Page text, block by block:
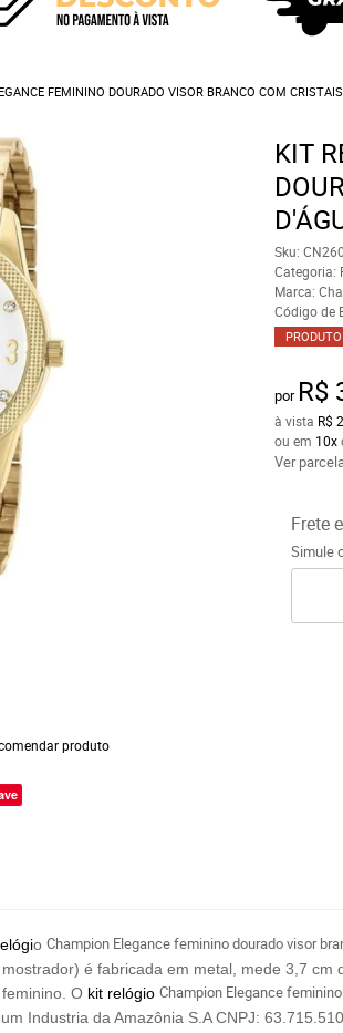
FEMININO DOURADO VISOR BRANCO COM
produto
KIT
Sku:
Categoria:
Marca:
Código de
por R$
à vista R$
ou em 10x
Ver
Frete
Simule
o Champion Elegance feminino dourado visor
é fabricada em metal, mede 3,7
O kit relógio Champion Elegance f
Industria da Amazônia S.A CNPJ: